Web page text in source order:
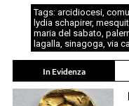
Tags: arcidiocesi,
lydia schapirer,
maria del sabato,
lagalla, sinagoga, via
In Evidenza